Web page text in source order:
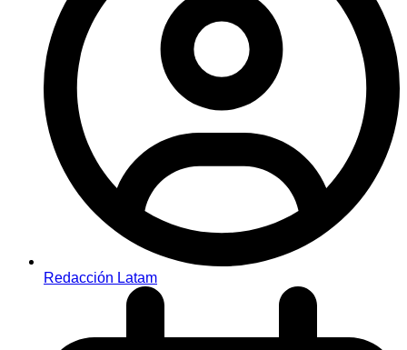
Redacción Latam